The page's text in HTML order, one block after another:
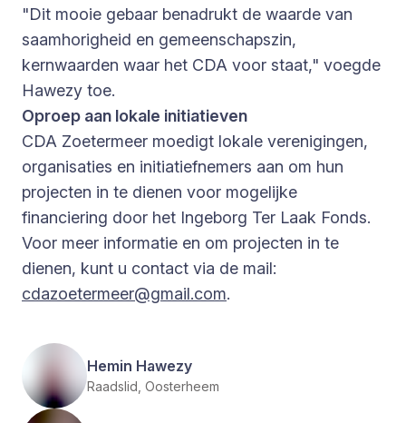
"Dit mooie gebaar benadrukt de waarde van
saamhorigheid en gemeenschapszin,
kernwaarden waar het CDA voor staat," voegde
Hawezy toe.
Oproep aan lokale initiatieven
CDA Zoetermeer moedigt lokale verenigingen,
organisaties en initiatiefnemers aan om hun
projecten in te dienen voor mogelijke
financiering door het Ingeborg Ter Laak Fonds.
Voor meer informatie en om projecten in te
dienen, kunt u contact via de mail:
cdazoetermeer@gmail.com.
Hemin Hawezy
Raadslid, Oosterheem